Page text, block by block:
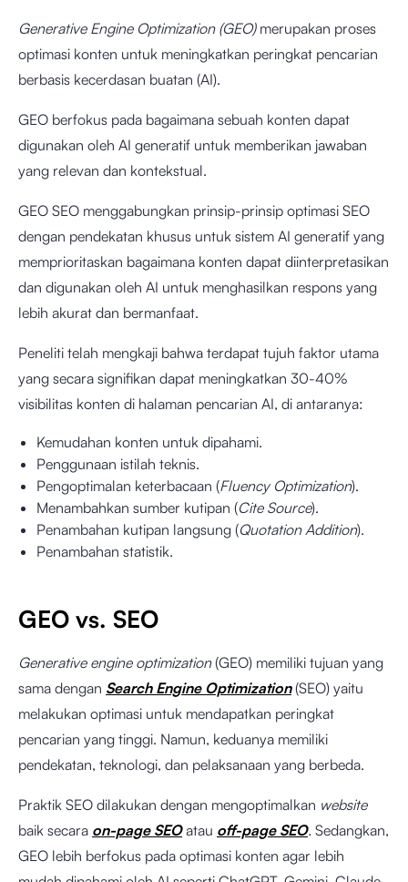
Generative Engine Optimization (GEO)merupakan proses
optimasi konten untuk meningkatkan peringkat pencarian
berbasis kecerdasan buatan (AI).
GEO berfokus pada bagaimana sebuah konten dapat
digunakan oleh AI generatif untuk memberikan jawaban
yang relevan dan kontekstual.
GEO SEO menggabungkan prinsip-prinsip optimasi SEO
dengan pendekatan khusus untuk sistem AI generatif yang
memprioritaskan bagaimana konten dapat diinterpretasikan
dan digunakan oleh AI untuk menghasilkan respons yang
lebih akurat dan bermanfaat.
Peneliti telah mengkaji bahwa terdapat tujuh faktor utama
yang secara signifikan dapat meningkatkan 30-40%
visibilitas konten di halaman pencarian AI, di antaranya:
Kemudahan konten untuk dipahami.
Penggunaan istilah teknis.
Pengoptimalan keterbacaan (Fluency Optimization).
Menambahkan sumber kutipan (Cite Source).
Penambahan kutipan langsung (Quotation Addition).
Penambahan statistik.
GEO vs. SEO
Generative engine optimization(GEO) memiliki tujuan yang
sama dengan Search Engine Optimization (SEO) yaitu
melakukan optimasi untuk mendapatkan peringkat
pencarian yang tinggi. Namun, keduanya memiliki
pendekatan, teknologi, dan pelaksanaan yang berbeda.
Praktik SEO dilakukan dengan mengoptimalkan website
baik secara on-page SEOatau off-page SEO. Sedangkan,
GEO lebih berfokus pada optimasi konten agar lebih